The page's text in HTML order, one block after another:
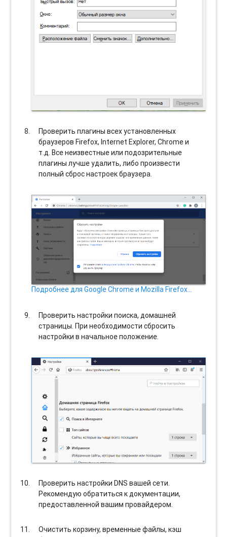
Проверить плагины всех установленных
браузеров Firefox, Internet Explorer, Chrome и
т.д. Все неизвестные или подозрительные
плагины лучше удалить, либо произвести
полный сброс настроек браузера.
Подробнее для Google Chrome и Mozilla Firefox…
Проверить настройки поиска, домашней
страницы. При необходимости сбросить
настройки в начальное положение.
Проверить настройки DNS вашей сети.
Рекомендую обратиться к документации,
предоставленной вашим провайдером.
Очистить корзину, временные файлы, кэш